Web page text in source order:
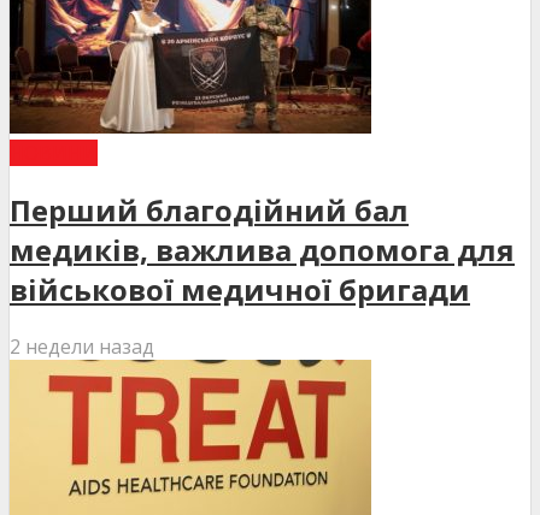
Перший благодійний бал
медиків, важлива допомога для
військової медичної бригади
2 недели назад